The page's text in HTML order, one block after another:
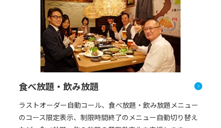
食べ放題・飲み放題
ラストオーダー自動コール、食べ放題・飲み放題メニュー
のコース限定表示、制限時間終了のメニュー自動切り替え